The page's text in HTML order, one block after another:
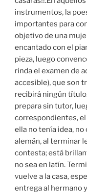
instrumentos, la
importantes para
objetivo de una
encantado con el
pieza, luego
rinda el examen de
accesible), que son
recibirá ningún
prepara sin tutor,
correspondientes,
ella no tenía idea,
alemán, al terminar
contesta; está
no sea en latín.
vuelve a la casa,
entrega al hermano